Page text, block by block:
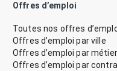
Offres d’emploi
Toutes nos offres
Offres d’emploi par ville
Offres d’emploi par métier
Offres d’emploi par